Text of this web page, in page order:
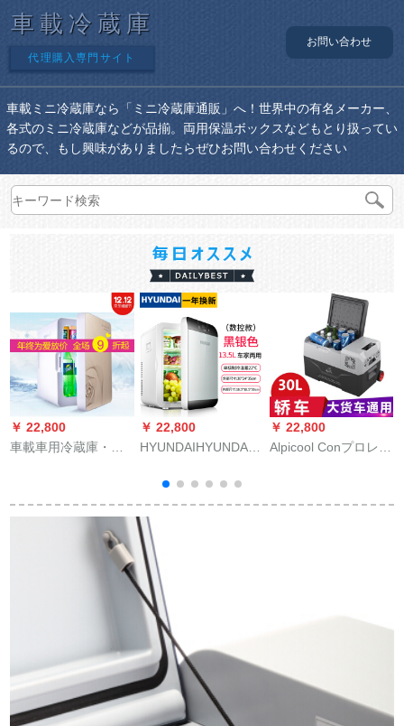
車載冷蔵庫
代理購入専門サイト
お問い合わせ
車載ミニ冷蔵庫なら「ミニ冷蔵庫通販」へ！世界中の有名メーカー、
各式のミニ冷蔵庫などが品揃。両用保温ボックスなどもとり扱ってい
るので、もし興味がありましたらぜひお問い合わせください
￥ 22,800
車載車用冷蔵庫・ア
クラスAMGクラスク
ラス冷蔵庫両用12小
型ハウス製冷凍電気
￥ 22,800
HYUNDAIHYUNDAI 6
小型家庭用車載冷蔵
庫車家兼用冷暖器デ
ジタル制御モデル
13.5 L黒銀（車用家
庭用）
￥ 22,800
Alpicool Conプロレッ
す。ラバール式学生